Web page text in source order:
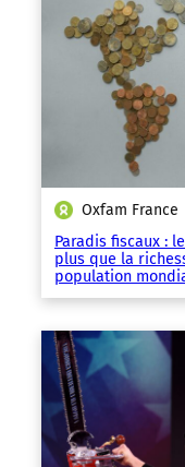
Oxfam France
Paradis fiscaux :
plus que la
population